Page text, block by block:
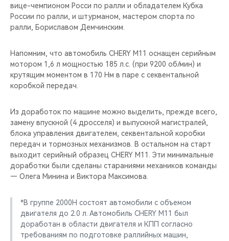
вице-чемпионом Росси по ралли и обладателем Кубка
России по ралли, и штурманом, мастером спорта по
ралли, Бориславом Демчинским.
Напомним, что автомобиль CHERY M11 оснащен серийным
мотором 1,6 л мощностью 185 л.с. (при 9200 об/мин) и
крутящим моментом в 170 Нм в паре с секвентальной
коробкой передач.
Из доработок по машине можно выделить, прежде всего,
замену впускной (4 дросселя) и выпускной магистралей,
блока управления двигателем, секвентальной коробки
передач и тормозных механизмов. В остальном на старт
выходит серийный образец CHERY M11. Эти минимальные
доработки были сделаны стараниями механиков команды
— Олега Минина и Виктора Максимова.
*В группе 2000Н состоят автомобили с объемом
двигателя до 2.0 л. Автомобиль CHERY M11 был
доработан в области двигателя и КПП согласно
требованиям по подготовке раллийных машин,